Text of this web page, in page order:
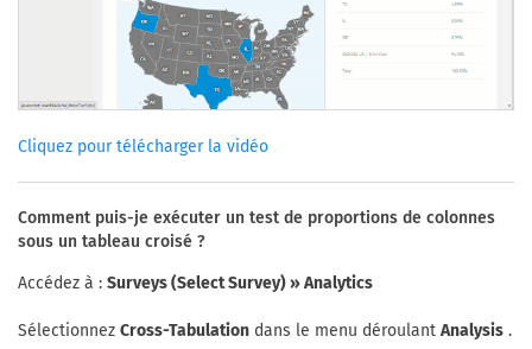
Cliquez pour télécharger la vidéo
Comment puis-je exécuter un test de proportions de colonnes
sous un tableau croisé ?
Accédez à : Surveys (Select Survey) » Analytics
Sélectionnez Cross-Tabulation dans le menu déroulant Analysis .